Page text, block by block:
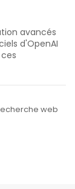
avancés
d'OpenAI
web